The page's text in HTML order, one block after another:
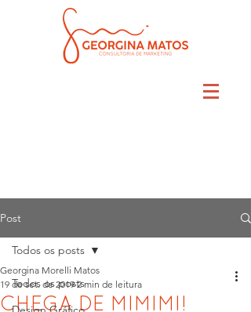
Post
Todos os posts
Todos os posts
CHEGA DE MIMIMI!
Georgina Morelli Matos
19 de set. de 2019 2 min de leitura